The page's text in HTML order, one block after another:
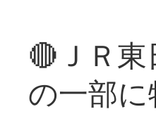
🔴ＪＲ
の一部